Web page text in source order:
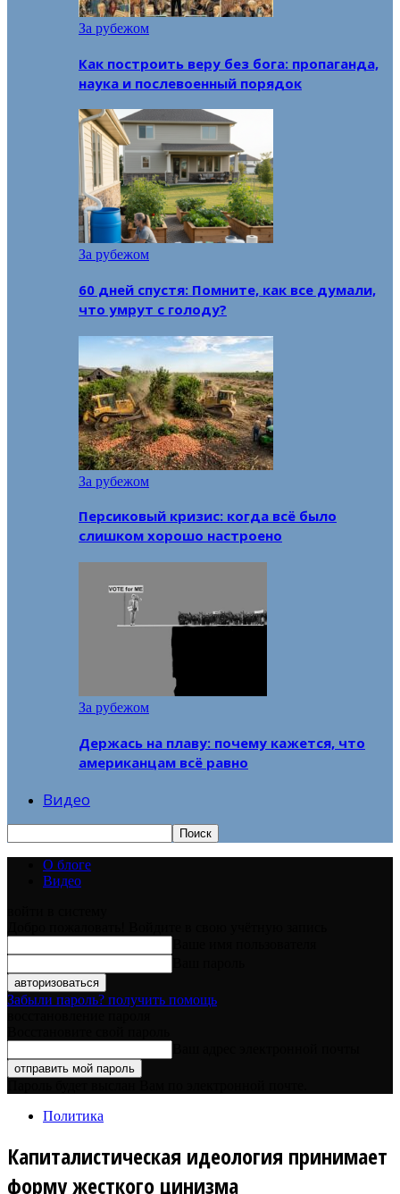
За рубежом
Как построить веру без бога: пропаганда,
наука и послевоенный порядок
За рубежом
60 дней спустя: Помните, как все думали,
что умрут с голоду?
За рубежом
Персиковый кризис: когда всё было
слишком хорошо настроено
За рубежом
Держась на плаву: почему кажется, что
американцам всё равно
Видео
О блоге
Видео
Забыли пароль? получить помощь
Политика
Капиталистическая идеология принимает
форму жесткого цинизма